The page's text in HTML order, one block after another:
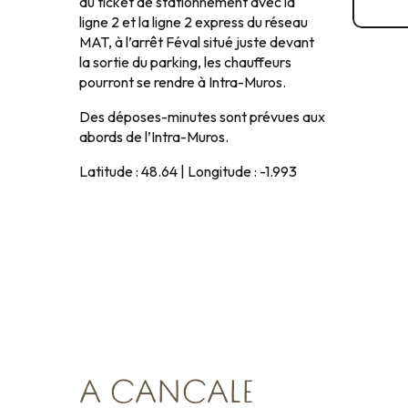
ligne 2 et la ligne 2 express du réseau
MAT, à l’arrêt Féval situé juste devant
la sortie du parking, les chauffeurs
pourront se rendre à Intra-Muros.
Des déposes-minutes sont prévues aux
abords de l’Intra-Muros.
Latitude : 48.64 | Longitude : -1.993
A CANCALE